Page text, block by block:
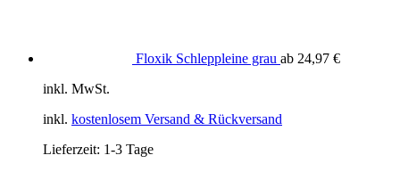
Floxik Schleppleine grau ab 24,97 €
inkl. MwSt.
inkl. kostenlosem Versand & Rückversand
Lieferzeit: 1-3 Tage